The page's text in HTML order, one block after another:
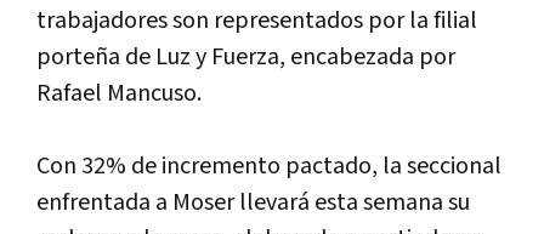
trabajadores son representados por la filial
porteña de Luz y Fuerza, encabezada por
Rafael Mancuso.
Con 32% de incremento pactado, la seccional
enfrentada a Moser llevará esta semana su